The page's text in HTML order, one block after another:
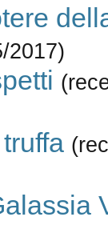
2017)